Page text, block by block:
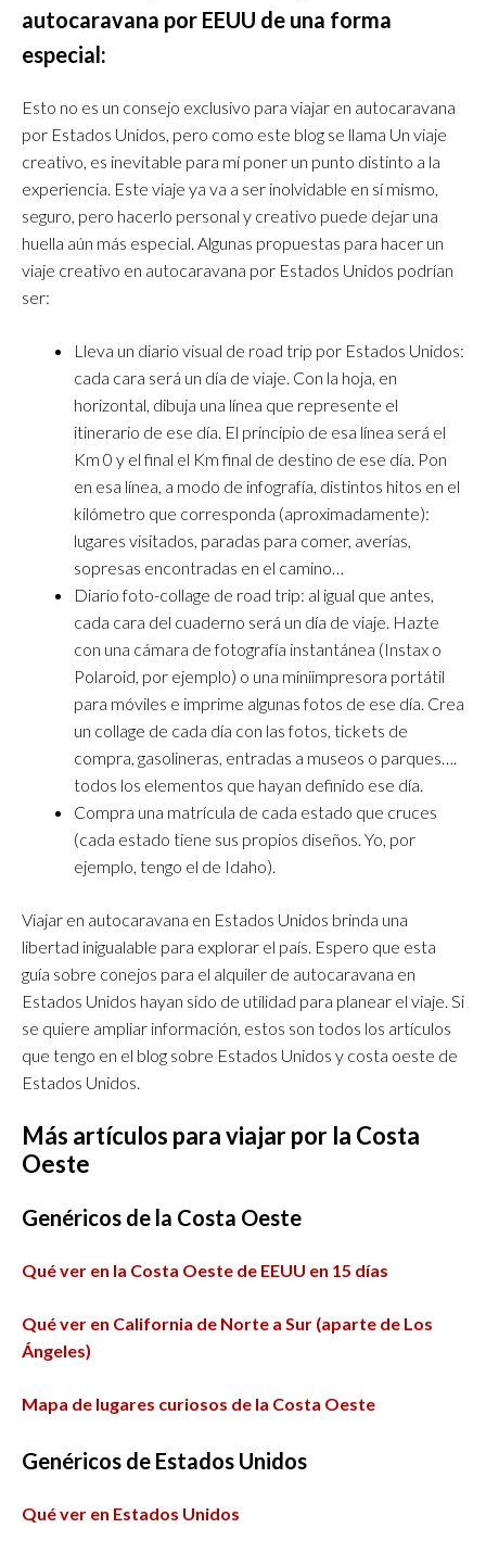
autocaravana por EEUU de una forma
especial:
Esto no es un consejo exclusivo para viajar en autocaravana
por Estados Unidos, pero como este blog se llama Un viaje
creativo, es inevitable para mí poner un punto distinto a la
experiencia. Este viaje ya va a ser inolvidable en sí mismo,
seguro, pero hacerlo personal y creativo puede dejar una
huella aún más especial. Algunas propuestas para hacer un
viaje creativo en autocaravana por Estados Unidos podrían
ser:
Lleva un diario visual de road trip por Estados Unidos:
cada cara será un día de viaje. Con la hoja, en
horizontal, dibuja una línea que represente el
itinerario de ese día. El principio de esa línea será el
Km 0 y el final el Km final de destino de ese día. Pon
en esa línea, a modo de infografía, distintos hitos en el
kilómetro que corresponda (aproximadamente):
lugares visitados, paradas para comer, averías,
sopresas encontradas en el camino…
Diario foto-collage de road trip: al igual que antes,
cada cara del cuaderno será un día de viaje. Hazte
con una cámara de fotografía instantánea (Instax o
Polaroid, por ejemplo) o una miniimpresora portátil
para móviles e imprime algunas fotos de ese día. Crea
un collage de cada día con las fotos, tickets de
compra, gasolineras, entradas a museos o parques….
todos los elementos que hayan definido ese día.
Compra una matrícula de cada estado que cruces
(cada estado tiene sus propios diseños. Yo, por
ejemplo, tengo el de Idaho).
Viajar en autocaravana en Estados Unidos brinda una
libertad inigualable para explorar el país. Espero que esta
guía sobre conejos para el alquiler de autocaravana en
Estados Unidos hayan sido de utilidad para planear el viaje. Si
se quiere ampliar información, estos son todos los artículos
que tengo en el blog sobre Estados Unidos y costa oeste de
Estados Unidos.
Más artículos para viajar por la Costa
Oeste
Genéricos de la Costa Oeste
Qué ver en la Costa Oeste de EEUU en 15 días
Qué ver en California de Norte a Sur (aparte de Los
Ángeles)
Mapa de lugares curiosos de la Costa Oeste
Genéricos de Estados Unidos
Qué ver en Estados Unidos